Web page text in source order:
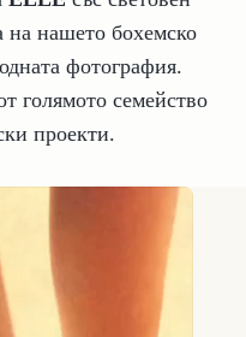
на нашето бохемско
фотография.
голямото семейство
проекти.